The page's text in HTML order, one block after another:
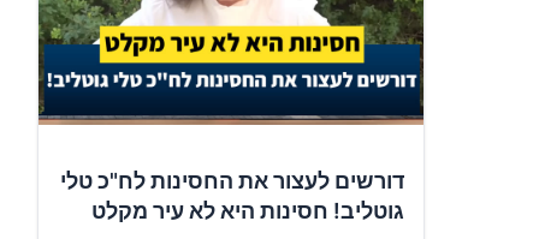
דורשים לעצור את החסינות לח"כ טלי
גוטליב! חסינות היא לא עיר מקלט